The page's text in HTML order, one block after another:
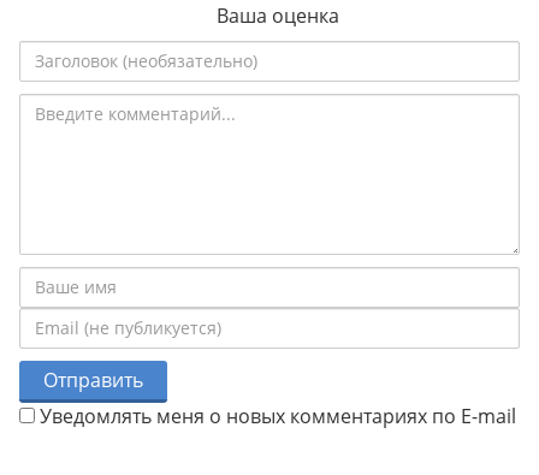
Ваша оценка
Отправить
Уведомлять меня о новых комментариях по E-mail